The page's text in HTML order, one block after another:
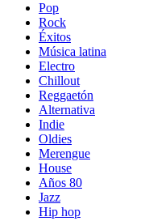
Pop
Rock
Éxitos
Música latina
Electro
Chillout
Reggaetón
Alternativa
Indie
Oldies
Merengue
House
Años 80
Jazz
Hip hop